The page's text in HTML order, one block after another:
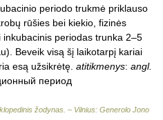
periodo trukmė priklauso
rūšies bei kiekio, fizinės
periodas trunka 2–5
Beveik visą šį laikotarpį kariai
esą užsikrėtę. atitikmenys: angl.
период
žodynas. – Vilnius: Generolo Jono